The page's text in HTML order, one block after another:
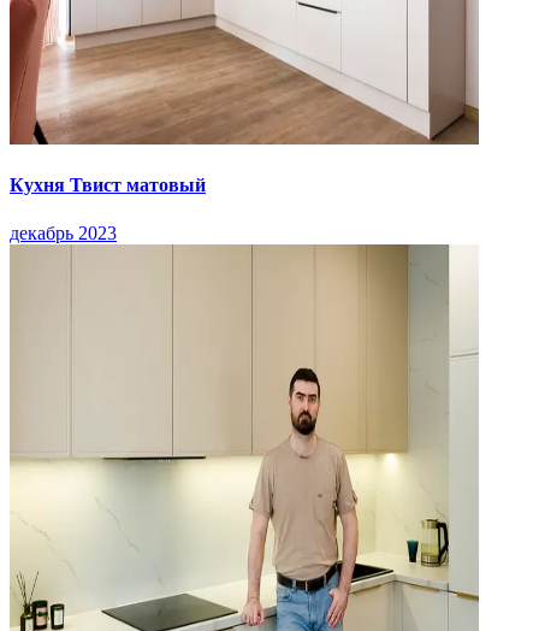
Кухня Твист матовый
декабрь 2023